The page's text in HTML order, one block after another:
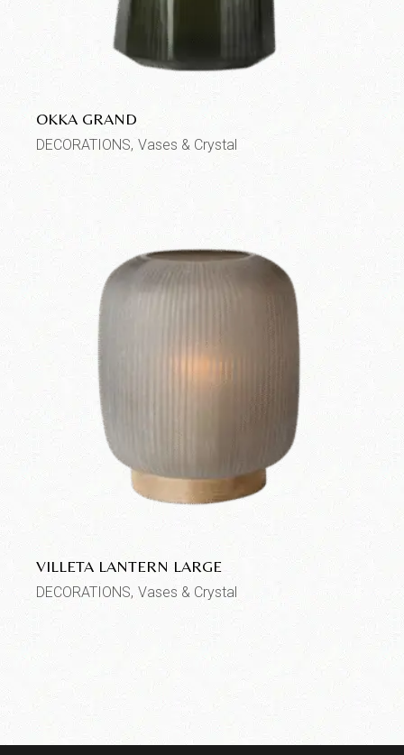
OKKA GRAND
DECORATIONS Vases & Crystal
VILLETA LANTERN LARGE
DECORATIONS Vases & Crystal